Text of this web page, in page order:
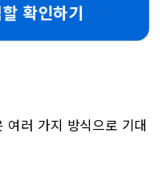
확인하기
여러 가지 방식으로 기대